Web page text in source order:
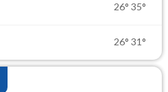
26° 35°
26° 31°